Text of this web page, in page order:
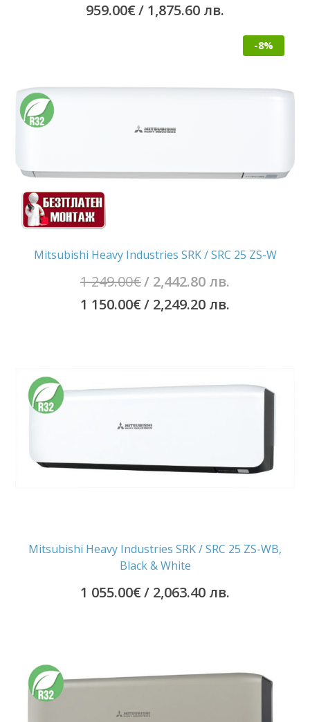
959.00€/ 1,875.60 лв.
-8%
Mitsubishi Heavy Industries SRK / SRC 25 ZS-W
1 249.00€/ 2,442.80 лв.
2,442.80
1 150.00€/ 2,249.20 лв.
150.00€
2,249.20
лв..
Mitsubishi Heavy Industries SRK / SRC 25 ZS-WB,
Black & White
1 055.00€/ 2,063.40 лв.